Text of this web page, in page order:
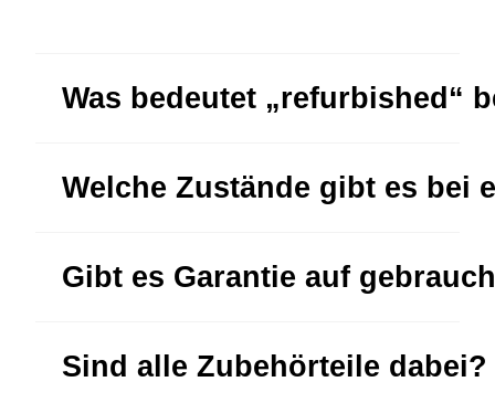
Was bedeutet „refurbished“
Welche Zustände gibt es bei
Gibt es Garantie auf
Sind alle Zubehörteile dabei?